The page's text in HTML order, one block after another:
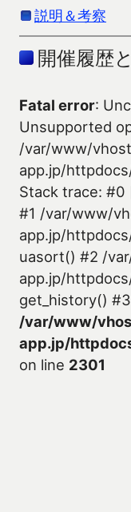
説明＆考察
開催履歴
Fatal error:
Unsupported
/var/www/
app.jp/
Stack trace:
#1 /var/www/
app.jp/
uasort() #2 /
app.jp/
get_history()
/var/www/
app.jp/
on line 2301